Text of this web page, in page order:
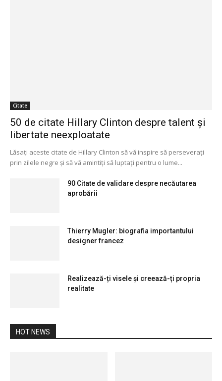
Citate
50 de citate Hillary Clinton despre talent și
libertate neexploatate
Lăsați aceste citate de Hillary Clinton să vă inspire să perseverați
prin zilele negre și să vă amintiți să luptați pentru o lume...
90 Citate de validare despre necăutarea
aprobării
Thierry Mugler: biografia importantului
designer francez
Realizează-ți visele și creează-ți propria
realitate
HOT NEWS